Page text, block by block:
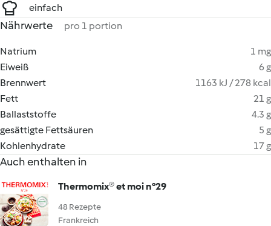
einfach
Nährwerte pro 1 portion
Natrium
1 mg
Eiweiß
6 g
Brennwert
1163 kJ / 278 kcal
Fett
21 g
Ballaststoffe
4.3 g
gesättigte Fettsäuren
5 g
Kohlenhydrate
17 g
Auch enthalten in
Thermomix® et moi n°29
48 Rezepte
Frankreich